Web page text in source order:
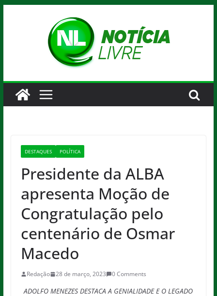
DESTAQUES POLÍTICA
Presidente da ALBA
apresenta Moção de
Congratulação pelo
centenário de Osmar
Macedo
Redação 28 de março, 2023 0 Comments
ADOLFO MENEZES DESTACA A GENIALIDADE E O LEGADO